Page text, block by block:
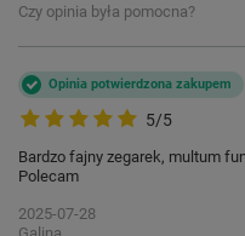
Czy opinia była pomocna?
5/5
Opinia potwierdzona zakupem
Bardzo fajny zegarek, multum
Polecam
2025-07-28